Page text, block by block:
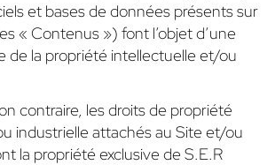
et bases de données présents sur
« Contenus ») font l’objet d’une
de la propriété intellectuelle et/ou
contraire, les droits de propriété
industrielle attachés au Site et/ou
la propriété exclusive de S.E.R